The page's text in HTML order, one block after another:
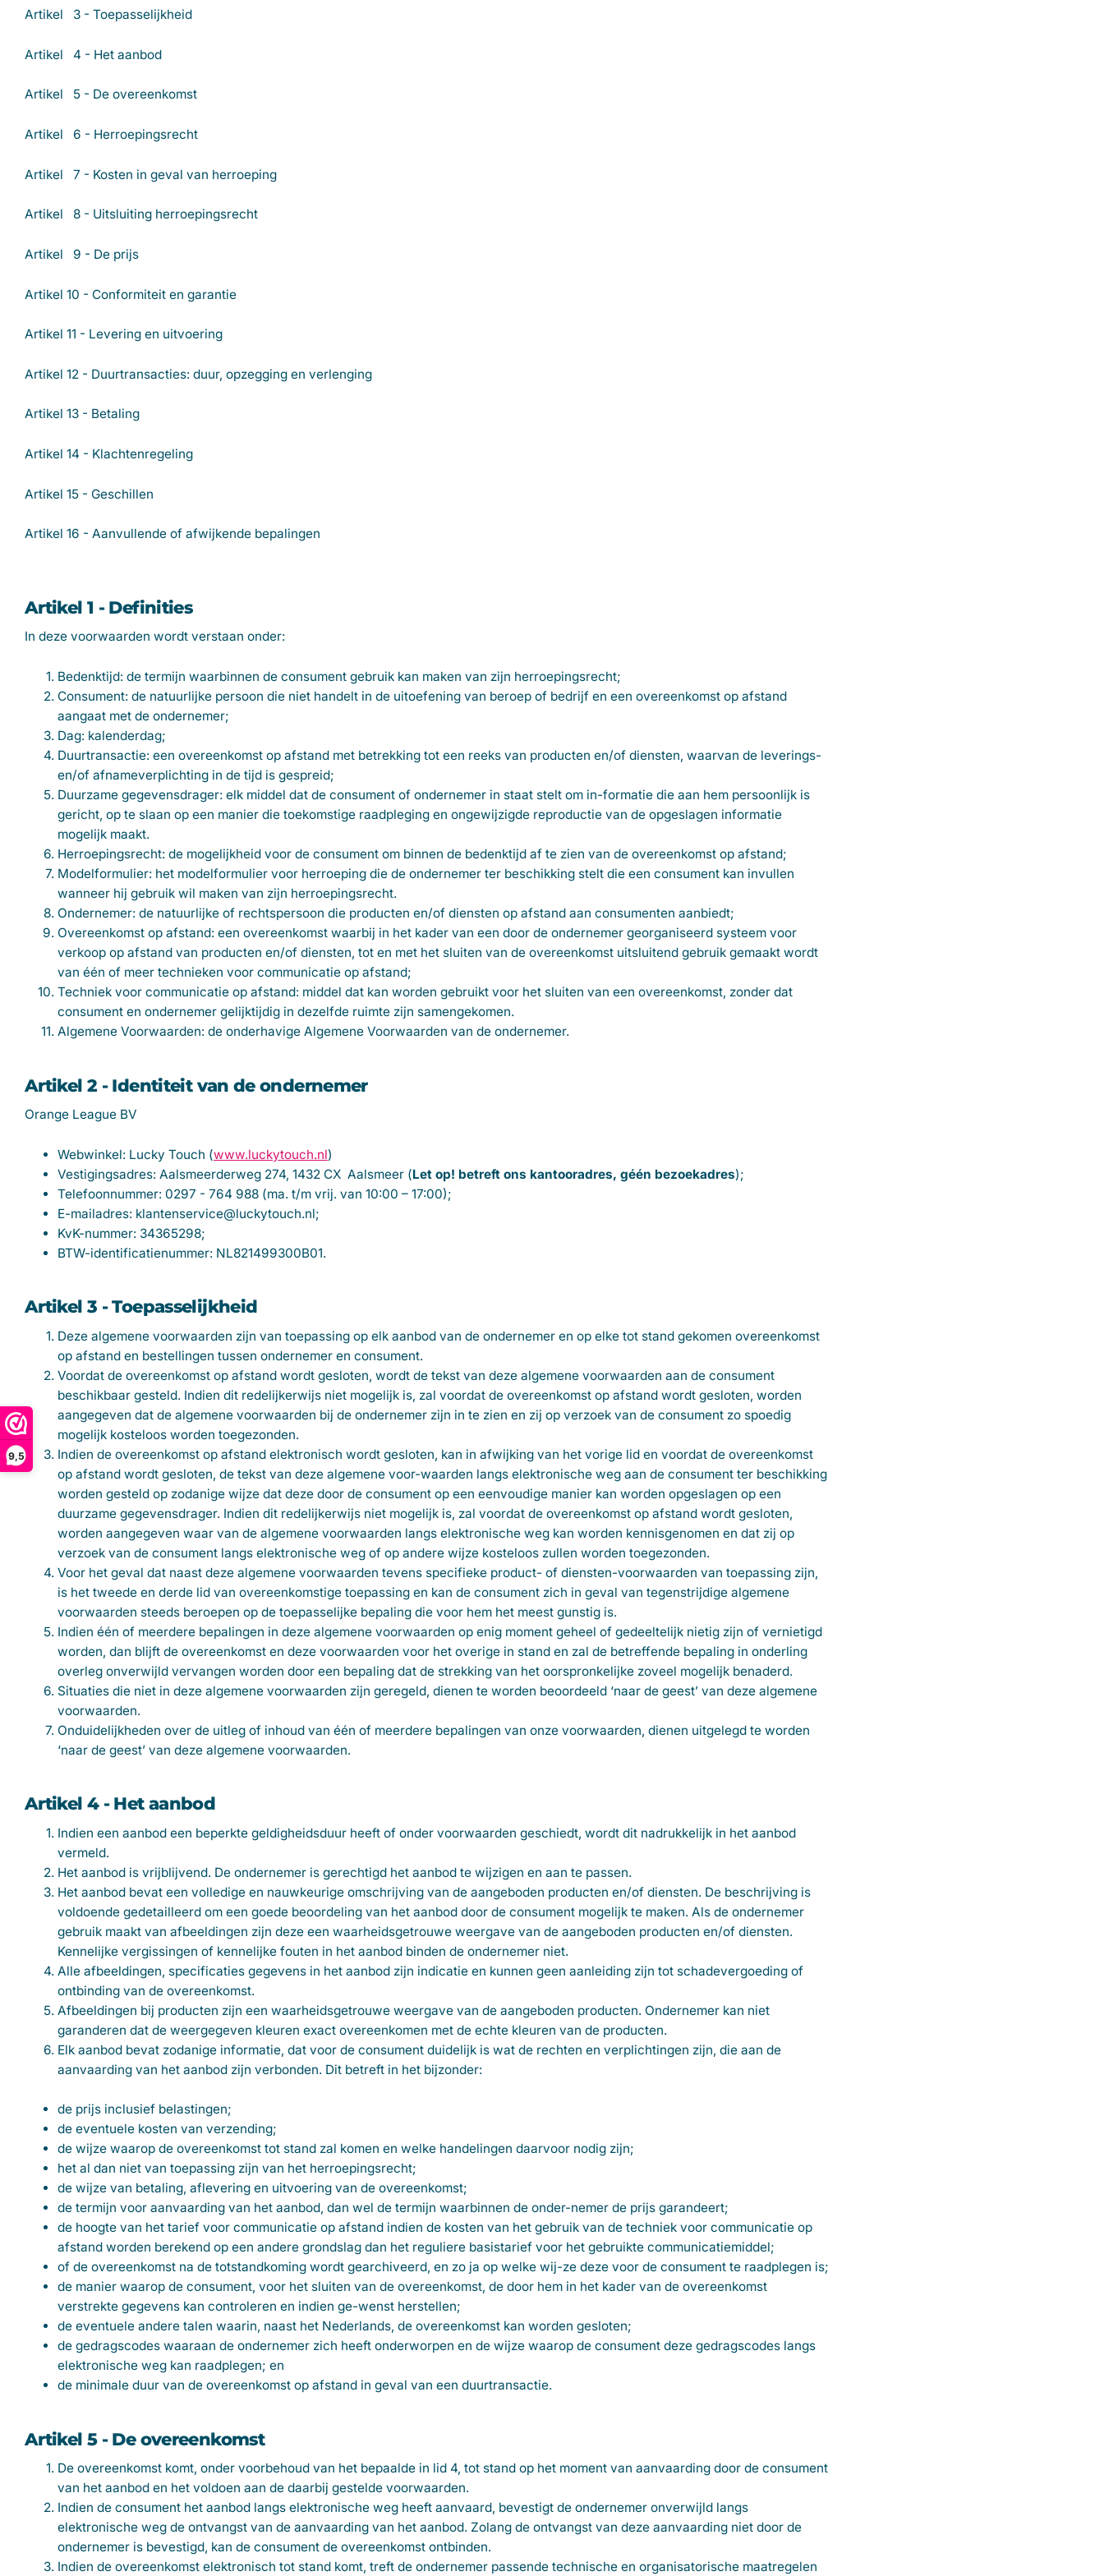
9,5
Artikel 3 - Toepasselijkheid
Artikel 4 - Het aanbod
Artikel 5 - De overeenkomst
Artikel 6 - Herroepingsrecht
Artikel 7 - Kosten in geval van herroeping
Artikel 8 - Uitsluiting herroepingsrecht
Artikel 9 - De prijs
Artikel 10 - Conformiteit en garantie
Artikel 11 - Levering en uitvoering
Artikel 12 - Duurtransacties: duur, opzegging en verlenging
Artikel 13 - Betaling
Artikel 14 - Klachtenregeling
Artikel 15 - Geschillen
Artikel 16 - Aanvullende of afwijkende bepalingen
Artikel 1 - Definities
In deze voorwaarden wordt verstaan onder:
Bedenktijd: de termijn waarbinnen de consument gebruik kan maken van zijn herroepingsrecht;
Consument: de natuurlijke persoon die niet handelt in de uitoefening van beroep of bedrijf en een overeenkomst op afstand
aangaat met de ondernemer;
Dag: kalenderdag;
Duurtransactie: een overeenkomst op afstand met betrekking tot een reeks van producten en/of diensten, waarvan de leverings-
en/of afnameverplichting in de tijd is gespreid;
Duurzame gegevensdrager: elk middel dat de consument of ondernemer in staat stelt om in-formatie die aan hem persoonlijk is
gericht, op te slaan op een manier die toekomstige raadpleging en ongewijzigde reproductie van de opgeslagen informatie
mogelijk maakt.
Herroepingsrecht: de mogelijkheid voor de consument om binnen de bedenktijd af te zien van de overeenkomst op afstand;
Modelformulier: het modelformulier voor herroeping die de ondernemer ter beschikking stelt die een consument kan invullen
wanneer hij gebruik wil maken van zijn herroepingsrecht.
Ondernemer: de natuurlijke of rechtspersoon die producten en/of diensten op afstand aan consumenten aanbiedt;
Overeenkomst op afstand: een overeenkomst waarbij in het kader van een door de ondernemer georganiseerd systeem voor
verkoop op afstand van producten en/of diensten, tot en met het sluiten van de overeenkomst uitsluitend gebruik gemaakt wordt
van één of meer technieken voor communicatie op afstand;
Techniek voor communicatie op afstand: middel dat kan worden gebruikt voor het sluiten van een overeenkomst, zonder dat
consument en ondernemer gelijktijdig in dezelfde ruimte zijn samengekomen.
Algemene Voorwaarden: de onderhavige Algemene Voorwaarden van de ondernemer.
Artikel 2 - Identiteit van de ondernemer
Orange League BV
Webwinkel: Lucky Touch (www.luckytouch.nl)
Vestigingsadres: Aalsmeerderweg 274, 1432 CX Aalsmeer (Let op! betreft ons kantooradres, géén bezoekadres);
Telefoonnummer: 0297 - 764 988 (ma. t/m vrij. van 10:00 – 17:00);
E-mailadres: klantenservice@luckytouch.nl;
KvK-nummer: 34365298;
BTW-identificatienummer: NL821499300B01.
Artikel 3 - Toepasselijkheid
Deze algemene voorwaarden zijn van toepassing op elk aanbod van de ondernemer en op elke tot stand gekomen overeenkomst
op afstand en bestellingen tussen ondernemer en consument.
Voordat de overeenkomst op afstand wordt gesloten, wordt de tekst van deze algemene voorwaarden aan de consument
beschikbaar gesteld. Indien dit redelijkerwijs niet mogelijk is, zal voordat de overeenkomst op afstand wordt gesloten, worden
aangegeven dat de algemene voorwaarden bij de ondernemer zijn in te zien en zij op verzoek van de consument zo spoedig
mogelijk kosteloos worden toegezonden.
Indien de overeenkomst op afstand elektronisch wordt gesloten, kan in afwijking van het vorige lid en voordat de overeenkomst
op afstand wordt gesloten, de tekst van deze algemene voor-waarden langs elektronische weg aan de consument ter beschikking
worden gesteld op zodanige wijze dat deze door de consument op een eenvoudige manier kan worden opgeslagen op een
duurzame gegevensdrager. Indien dit redelijkerwijs niet mogelijk is, zal voordat de overeenkomst op afstand wordt gesloten,
worden aangegeven waar van de algemene voorwaarden langs elektronische weg kan worden kennisgenomen en dat zij op
verzoek van de consument langs elektronische weg of op andere wijze kosteloos zullen worden toegezonden.
Voor het geval dat naast deze algemene voorwaarden tevens specifieke product- of diensten-voorwaarden van toepassing zijn,
is het tweede en derde lid van overeenkomstige toepassing en kan de consument zich in geval van tegenstrijdige algemene
voorwaarden steeds beroepen op de toepasselijke bepaling die voor hem het meest gunstig is.
Indien één of meerdere bepalingen in deze algemene voorwaarden op enig moment geheel of gedeeltelijk nietig zijn of vernietigd
worden, dan blijft de overeenkomst en deze voorwaarden voor het overige in stand en zal de betreffende bepaling in onderling
overleg onverwijld vervangen worden door een bepaling dat de strekking van het oorspronkelijke zoveel mogelijk benaderd.
Situaties die niet in deze algemene voorwaarden zijn geregeld, dienen te worden beoordeeld ‘naar de geest’ van deze algemene
voorwaarden.
Onduidelijkheden over de uitleg of inhoud van één of meerdere bepalingen van onze voorwaarden, dienen uitgelegd te worden
‘naar de geest’ van deze algemene voorwaarden.
Artikel 4 - Het aanbod
Indien een aanbod een beperkte geldigheidsduur heeft of onder voorwaarden geschiedt, wordt dit nadrukkelijk in het aanbod
vermeld.
Het aanbod is vrijblijvend. De ondernemer is gerechtigd het aanbod te wijzigen en aan te passen.
Het aanbod bevat een volledige en nauwkeurige omschrijving van de aangeboden producten en/of diensten. De beschrijving is
voldoende gedetailleerd om een goede beoordeling van het aanbod door de consument mogelijk te maken. Als de ondernemer
gebruik maakt van afbeeldingen zijn deze een waarheidsgetrouwe weergave van de aangeboden producten en/of diensten.
Kennelijke vergissingen of kennelijke fouten in het aanbod binden de ondernemer niet.
Alle afbeeldingen, specificaties gegevens in het aanbod zijn indicatie en kunnen geen aanleiding zijn tot schadevergoeding of
ontbinding van de overeenkomst.
Afbeeldingen bij producten zijn een waarheidsgetrouwe weergave van de aangeboden producten. Ondernemer kan niet
garanderen dat de weergegeven kleuren exact overeenkomen met de echte kleuren van de producten.
Elk aanbod bevat zodanige informatie, dat voor de consument duidelijk is wat de rechten en verplichtingen zijn, die aan de
aanvaarding van het aanbod zijn verbonden. Dit betreft in het bijzonder:
de prijs inclusief belastingen;
de eventuele kosten van verzending;
de wijze waarop de overeenkomst tot stand zal komen en welke handelingen daarvoor nodig zijn;
het al dan niet van toepassing zijn van het herroepingsrecht;
de wijze van betaling, aflevering en uitvoering van de overeenkomst;
de termijn voor aanvaarding van het aanbod, dan wel de termijn waarbinnen de onder-nemer de prijs garandeert;
de hoogte van het tarief voor communicatie op afstand indien de kosten van het gebruik van de techniek voor communicatie op
afstand worden berekend op een andere grondslag dan het reguliere basistarief voor het gebruikte communicatiemiddel;
of de overeenkomst na de totstandkoming wordt gearchiveerd, en zo ja op welke wij-ze deze voor de consument te raadplegen is;
de manier waarop de consument, voor het sluiten van de overeenkomst, de door hem in het kader van de overeenkomst
verstrekte gegevens kan controleren en indien ge-wenst herstellen;
de eventuele andere talen waarin, naast het Nederlands, de overeenkomst kan worden gesloten;
de gedragscodes waaraan de ondernemer zich heeft onderworpen en de wijze waarop de consument deze gedragscodes langs
elektronische weg kan raadplegen; en
de minimale duur van de overeenkomst op afstand in geval van een duurtransactie.
Artikel 5 - De overeenkomst
De overeenkomst komt, onder voorbehoud van het bepaalde in lid 4, tot stand op het moment van aanvaarding door de consument
van het aanbod en het voldoen aan de daarbij gestelde voorwaarden.
Indien de consument het aanbod langs elektronische weg heeft aanvaard, bevestigt de ondernemer onverwijld langs
elektronische weg de ontvangst van de aanvaarding van het aanbod. Zolang de ontvangst van deze aanvaarding niet door de
ondernemer is bevestigd, kan de consument de overeenkomst ontbinden.
Indien de overeenkomst elektronisch tot stand komt, treft de ondernemer passende technische en organisatorische maatregelen